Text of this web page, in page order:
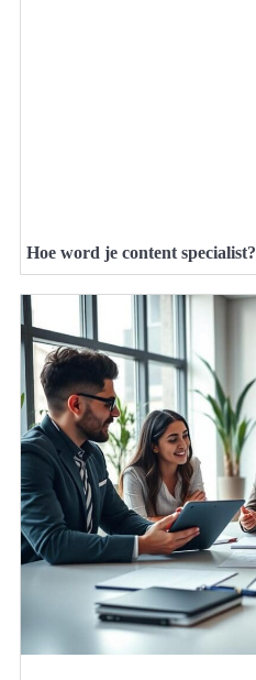
Hoe word je content specialist?